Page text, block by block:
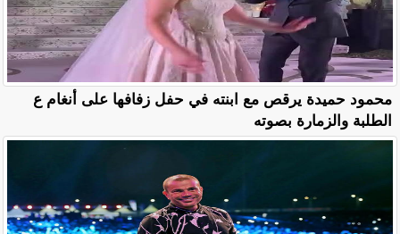
محمود حميدة يرقص مع ابنته في حفل زفافها على أنغام ع
الطلبة والزمارة بصوته